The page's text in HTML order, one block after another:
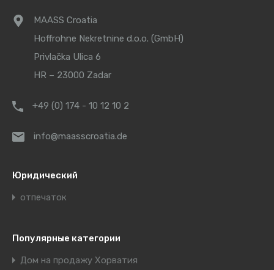
MAASS Croatia
Hoffrohne Nekretnine d.o.o. (GmbH)
Privlačka Ulica 6
HR – 23000 Zadar
+49 (0) 174 - 10 12 10 2
info@maasscroatia.de
Юридический
отпечаток
Популярные категории
Дом на продажу Хорватия